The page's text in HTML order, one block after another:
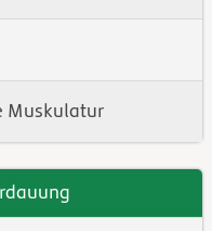
Muskulatur